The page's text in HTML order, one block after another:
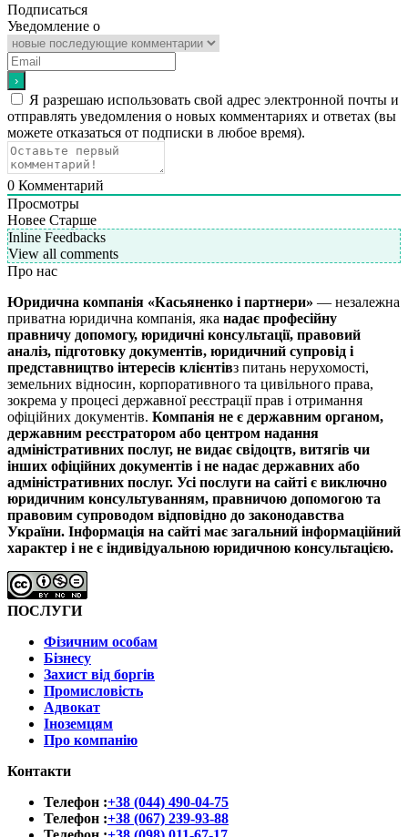
Подписаться
Уведомление о
Я разрешаю использовать свой адрес электронной почты и
отправлять уведомления о новых комментариях и ответах (вы
можете отказаться от подписки в любое время).
0 Комментарий
Просмотры
Новее Старше
Inline Feedbacks
View all comments
Про нас
Юридична компанія «Касьяненко і партнери» — незалежна
приватна юридична компанія, яка надає професійну
правничу допомогу, юридичні консультації, правовий
аналіз, підготовку документів, юридичний супровід і
представництво інтересів клієнтівз питань нерухомості,
земельних відносин, корпоративного та цивільного права,
зокрема у процесі державної реєстрації прав і отримання
офіційних документів. Компанія не є державним органом,
державним реєстратором або центром надання
адміністративних послуг, не видає свідоцтв, витягів чи
інших офіційних документів і не надає державних або
адміністративних послуг. Усі послуги на сайті є виключно
юридичним консультуванням, правничою допомогою та
правовим супроводом відповідно до законодавства
України. Інформація на сайті має загальний інформаційний
характер і не є індивідуальною юридичною консультацією.
ПОСЛУГИ
Фізичним особам
Бізнесу
Захист від боргів
Промисловість
Адвокат
Іноземцям
Про компанію
Контакти
Телефон :+38 (044) 490-04-75
Телефон :+38 (067) 239-93-88